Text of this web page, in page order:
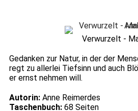
Verwurzelt -
Gedanken zur Natur, in der der
regt zu allerlei Tiefsinn und auch
er ernst nehmen will.
Autorin: Anne Reimerdes
Taschenbuch: 68 Seiten